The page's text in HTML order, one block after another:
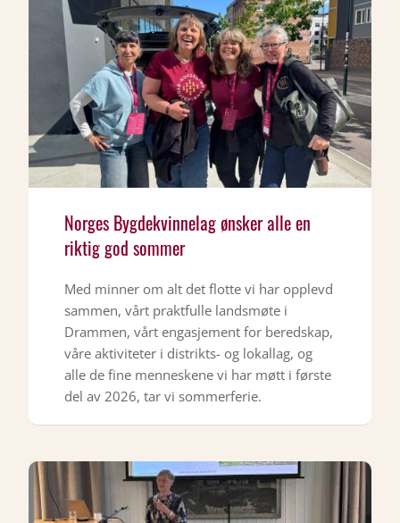
Norges Bygdekvinnelag ønsker alle en
riktig god sommer
Med minner om alt det flotte vi har opplevd
sammen, vårt praktfulle landsmøte i
Drammen, vårt engasjement for beredskap,
våre aktiviteter i distrikts- og lokallag, og
alle de fine menneskene vi har møtt i første
del av 2026, tar vi sommerferie.